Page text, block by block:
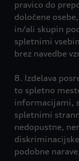
pravico do
določene
in/ali skupin
spletnimi
brez navedbe
8. Izdelava
to spletno
informacijami,
spletnimi
nedopustne,
podobne